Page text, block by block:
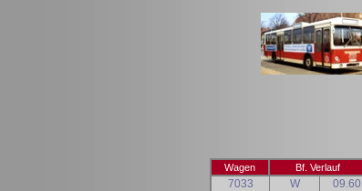
Wagen Bf. Verlauf
7033
W
09.60